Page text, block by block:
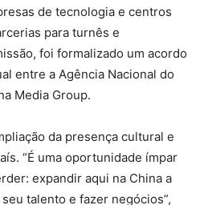
de tecnologia e centros
para turnês e
foi formalizado um acordo
entre a Agência Nacional do
Media Group.
da presença cultural e
“É uma oportunidade ímpar
expandir aqui na China a
talento e fazer negócios”,